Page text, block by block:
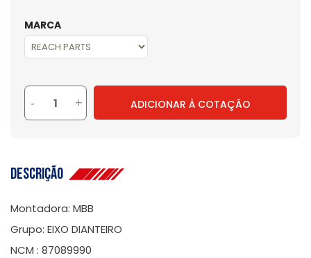
MARCA
- + ADICIONAR À COTAÇÃO
Descrição
Montadora: MBB
Grupo: EIXO DIANTEIRO
NCM : 87089990